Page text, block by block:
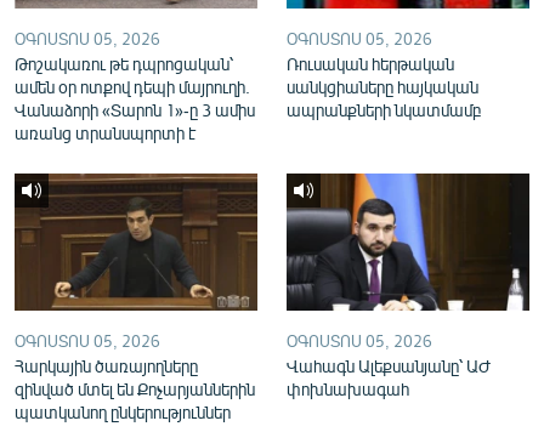
ՕԳՈՍՏՈՍ 05, 2026
Թոշակառու թե դպրոցական՝
ամեն օր ոտքով դեպի մայրուղի.
Վանաձորի «Տարոն 1»-ը 3 ամիս
առանց տրանսպորտի է
ՕԳՈՍՏՈՍ 05, 2026
Ռուսական հերթական
սանկցիաները հայկական
ապրանքների նկատմամբ
ՕԳՈՍՏՈՍ 05, 2026
Հարկային ծառայողները
զինված մտել են Քոչարյաններին
պատկանող ընկերություններ
ՕԳՈՍՏՈՍ 05, 2026
Վահագն Ալեքսանյանը՝ ԱԺ
փոխնախագահ